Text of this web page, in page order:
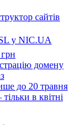
сайтів
у NIC.UA
домену
до 20 травня
в квітні